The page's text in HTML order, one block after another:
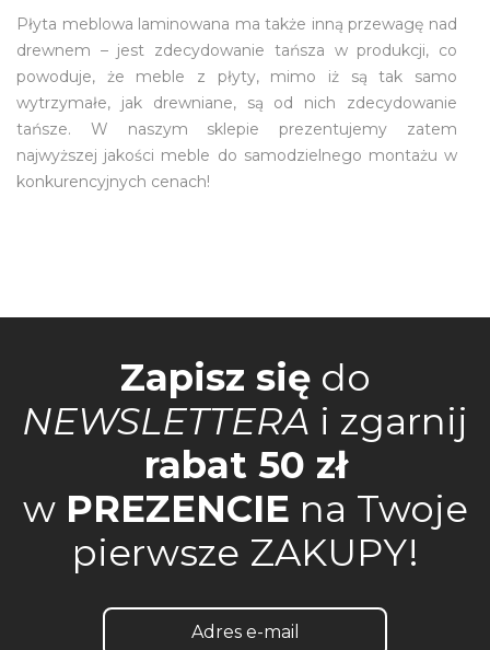
Płyta meblowa laminowana ma także inną przewagę nad
drewnem – jest zdecydowanie tańsza w produkcji, co
powoduje, że meble z płyty, mimo iż są tak samo
wytrzymałe, jak drewniane, są od nich zdecydowanie
tańsze. W naszym sklepie prezentujemy zatem
najwyższej jakości meble do samodzielnego montażu w
konkurencyjnych cenach!
Zapisz siędo
NEWSLETTERA i zgarnij
rabat 50 zł
w PREZENCIE na Twoje
pierwsze ZAKUPY!